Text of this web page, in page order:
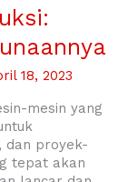
18, 2023
mesin yang
dan proyek-
tepat akan